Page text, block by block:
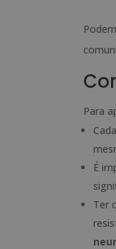
Para
É
Ter